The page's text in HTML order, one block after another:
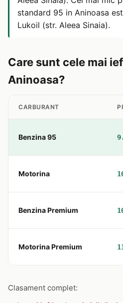
standard 95 in Aninoasa
Lukoil (str. Aleea Sinaia).
Care sunt cele mai
Aninoasa?
CARBURANT
Benzina 95
Motorina
Benzina Premium
Motorina Premium
Clasament complet: